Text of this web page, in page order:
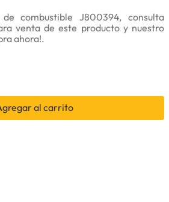
combustible J800394, consulta
venta de este producto y nuestro
ahora!.
al carrito